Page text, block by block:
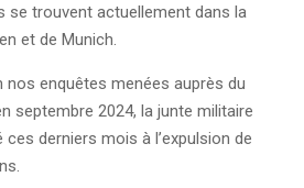
se trouvent actuellement dans la
et de Munich.
nos enquêtes menées auprès du
septembre 2024, la junte militaire
derniers mois à l’expulsion de